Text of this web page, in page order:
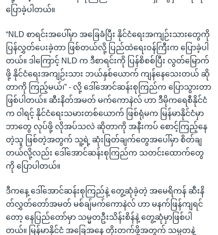
ပြောခဲ့ပါတယ်။
“NLD စာရင်းအပေါ်မှာ အခြေခံပြီး နိုင်ငံရေးအကျဉ်းသားတွေကို
ပြန်လွှတ်ပေးခဲ့တာ ဖြစ်တယ်လို့ ပြည်ထဲရေးဝန်ကြီးက ပြောခဲ့ပါ
တယ်။ ဒါကြောင့် NLD က ဒီစာရင်းကို ပြန်စိစစ်ပြီး လွတ်မြောက်
ဖို့ နိုင်ငံရေးအကျဉ်းသား ဘယ်နှစ်ယောက် ကျန်နေသေးတယ် ဆို
တာကို ကြည့်မယ်၊” - လို့ ဒေါ်အောင်ဆန်းစုကြည်က ပြောသွားတာ
ဖြစ်ပါတယ်။ ဆီးနိတ်အမတ် မက်ကောနဲလ် ဟာ ဒီမိုကရေစီနိုင်ငံ
က ဝါရင့် နိုင်ငံရေးသမားတစ်ယောက် ဖြစ်ရုံမက မြန်မာနိုင်ငံမှာ
ဘာတွေ လုပ်ဖို့ လိုအပ်သလဲ ဆိုတာကို အနီးကပ် စောင့်ကြည့်နေ
တဲ့သူ ဖြစ်တဲ့အတွက် သူ့ရဲ့ ဆုံးဖြတ်ချက်တွေအပေါ်မှာ စိတ်ချ
တယ်လို့လည်း ဒေါ်အောင်ဆန်းစုကြည်က သတင်းထောက်တွေ
ကို ပြောပါတယ်။
ဒီကနေ့ ဒေါ်အောင်ဆန်းစုကြည်နဲ့ တွေ့ဆုံခဲ့တဲ့ အမေရိကန် ဆီးနိ
တ်လွှတ်တော်အမတ် မစ်ချ်မက်ကောနဲလ် ဟာ မနက်ဖြန်ကျရင်
တော့ နေပြည်တော်မှာ သမ္မတဦးသိန်းစိန်နဲ့ တွေ့ဆုံမှာဖြစ်ပါ
တယ်။ မြန်မာနိုင်ငံ အခြေအနေ တိုးတက်ဖို့အတွက် သမ္မတနဲ့